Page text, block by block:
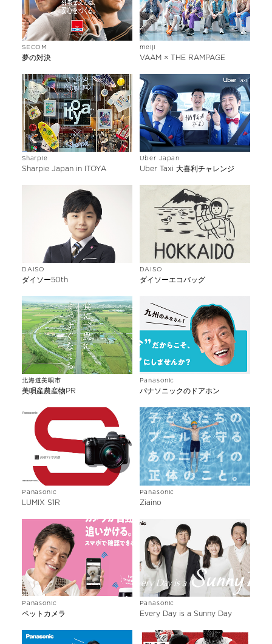
SECOM
夢の対決
meiji
VAAM × THE RAMPAGE
Sharpie
Sharpie Japan in ITOYA
Uber Japan
Uber Taxi 大喜利チャレンジ
DAISO
ダイソー50th
DAISO
ダイソーエコバッグ
北海道美唄市
美唄産農産物PR
Panasonic
パナソニックのドアホン
Panasonic
LUMIX S1R
Panasonic
Ziaino
Panasonic
ペットカメラ
Panasonic
Every Day is a Sunny Day